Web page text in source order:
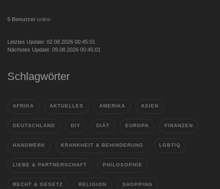
5 Benutzer online
Letztes Update: 02.08.2026 00:45:01
Nächstes Update: 09.08.2026 00:45:01
Schlagwörter
AFRIKA AKTUELLES AMERIKA ASIEN
DEUTSCHLAND DIY DIÄT EUROPA FINANZEN
HANDWERK KRANKHEIT & BEHINDERUNG LGBTIQ
LIEBE & PARTNERSCHAFT PHILOSOPHIE
RECHT & GESETZ RELIGION SHOPPING